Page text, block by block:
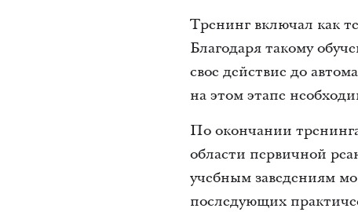
Тренинг включал как
Благодаря такому
свое действие до
на этом этапе
По окончании
области первичной
учебным заведениям
последующих